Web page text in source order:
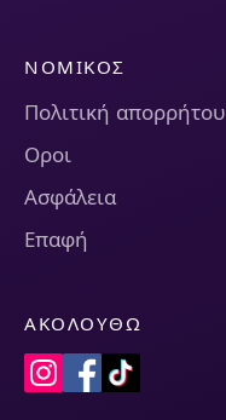
ΝΟΜΙΚΌΣ
Πολιτική απορρήτου
Οροι
Ασφάλεια
Επαφή
ΑΚΟΛΟΥΘΏ